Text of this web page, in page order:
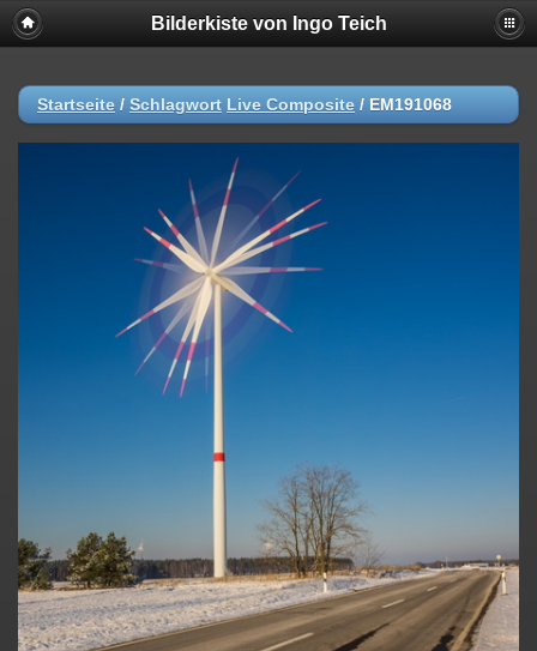
Bilderkiste von Ingo Teich
Startseite / Schlagwort Live Composite / EM191068